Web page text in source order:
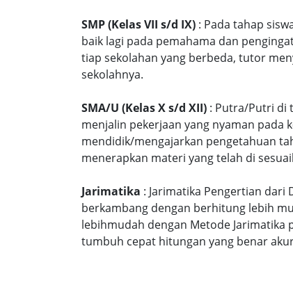
SMP (Kelas VII s/d IX) : Pada tahap
baik lagi pada pemahama dan
tiap sekolahan yang berbeda, tutor
sekolahnya.
SMA/U (Kelas X s/d XII) : Putra/Putri di
menjalin pekerjaan yang nyaman pada
mendidik/mengajarkan pengetahuan
menerapkan materi yang telah di
Jarimatika : Jarimatika Pengertian
berkambang dengan berhitung lebih
lebihmudah dengan Metode Jarimatika
tumbuh cepat hitungan yang benar